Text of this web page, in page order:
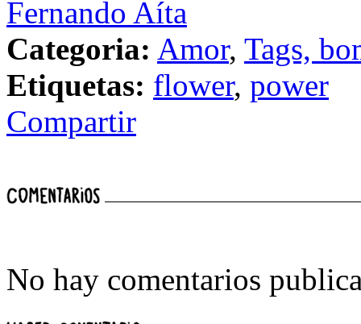
Fernando Aíta
Categoria: Amor, Tags,
Etiquetas: flower, power
Compartir
No hay comentarios